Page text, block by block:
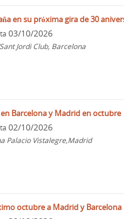
en su próxima gira de 30
03/10/2026
Jordi Club, Barcelona
Barcelona y Madrid en octubre
02/10/2026
Palacio Vistalegre,Madrid
octubre a Madrid y Barcelona